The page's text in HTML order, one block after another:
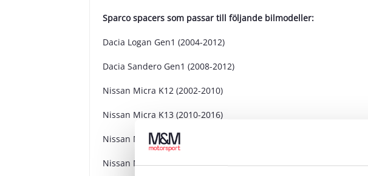
Sparco spacers som passar till följande bilmodeller:
Dacia Logan Gen1 (2004-2012)
Dacia Sandero Gen1 (2008-2012)
Nissan Micra K12 (2002-2010)
Nissan Micra K13 (2010-2016)
Nissan Micra K14 (2016-2022)
Nissan Note E11 (2004-2013)